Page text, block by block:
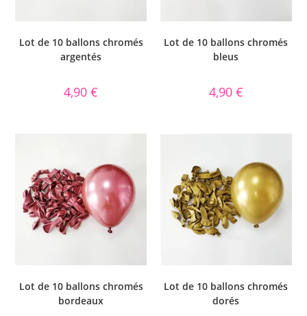
Lot de 10 ballons chromés
argentés
4,90€
Lot de 10 ballons chromés
bleus
4,90 €
Lot de 10 ballons chromés
bordeaux
Lot de 10 ballons chromés
dorés